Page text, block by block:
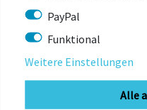
PayPal
Funktional
Weitere Einstellungen
Alle